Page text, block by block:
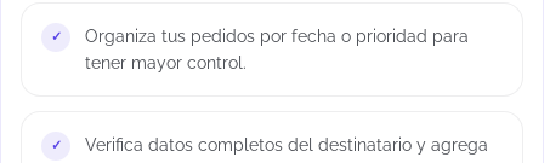
Organiza tus pedidos por fecha o prioridad para
tener mayor control.
Verifica datos completos del destinatario y agrega